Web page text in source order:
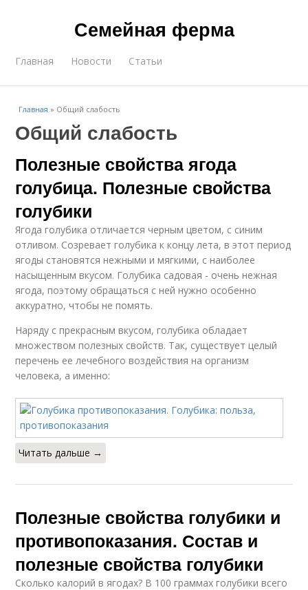
Семейная ферма
Главная Новости Статьи
Главная » Общий слабость
Общий слабость
Полезные свойства ягода
голубица. Полезные свойства
голубики
Ягода голубика отличается черным цветом, с синим
отливом. Созревает голубика к концу лета, в этот период
ягоды становятся нежными и мягкими, с наиболее
насыщенным вкусом. Голубика садовая - очень нежная
ягода, поэтому обращаться с ней нужно особенно
аккуратно, чтобы не помять.
Наряду с прекрасным вкусом, голубика обладает
множеством полезных свойств. Так, существует целый
перечень ее лечебного воздействия на организм
человека, а именно:
Читать дальше →
Полезные свойства голубики и
противопоказания. Состав и
полезные свойства голубики
Сколько калорий в ягодах? В 100 граммах голубики всего